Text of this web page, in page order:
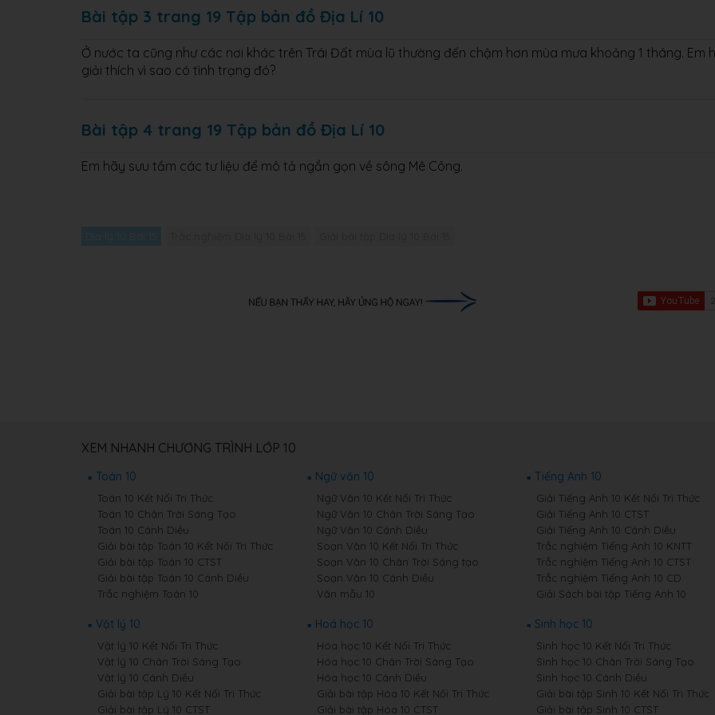
Bài tập 3 trang 19 Tập bản đồ Địa Lí 10
Ở nước ta cũng như các nơi khác trên Trái Đất mùa lũ thường đến chậm hơn mùa mưa khoảng 1 tháng. Em
giải thích vì sao có tình trạng đó?
Bài tập 4 trang 19 Tập bản đồ Địa Lí 10
Em hãy sưu tầm các tư liệu để mô tả ngắn gọn về sông Mê Công.
XEM NHANH CHƯƠNG TRÌNH LỚP 10
Toán 10
Toán 10 Kết Nối Tri Thức
Toán 10 Chân Trời Sáng Tạo
Toán 10 Cánh Diều
Giải bài tập Toán 10 Kết Nối Tri Thức
Giải bài tập Toán 10 CTST
Giải bài tập Toán 10 Cánh Diều
Trắc nghiệm Toán 10
Ngữ văn 10
Ngữ Văn 10 Kết Nối Tri Thức
Ngữ Văn 10 Chân Trời Sáng Tạo
Ngữ Văn 10 Cánh Diều
Soạn Văn 10 Kết Nối Tri Thức
Soạn Văn 10 Chân Trời Sáng tạo
Soạn Văn 10 Cánh Diều
Văn mẫu 10
Tiếng Anh 10
Giải Tiếng Anh 10 Kết Nối Tri Thức
Giải Tiếng Anh 10 CTST
Giải Tiếng Anh 10 Cánh Diều
Trắc nghiệm Tiếng Anh 10 KNTT
Trắc nghiệm Tiếng Anh 10 CTST
Trắc nghiệm Tiếng Anh 10 CD
Giải Sách bài tập Tiếng Anh 10
Vật lý 10
Vật lý 10 Kết Nối Tri Thức
Vật lý 10 Chân Trời Sáng Tạo
Vật lý 10 Cánh Diều
Giải bài tập Lý 10 Kết Nối Tri Thức
Giải bài tập Lý 10 CTST
Hoá học 10
Hóa học 10 Kết Nối Tri Thức
Hóa học 10 Chân Trời Sáng Tạo
Hóa học 10 Cánh Diều
Giải bài tập Hóa 10 Kết Nối Tri Thức
Giải bài tập Hóa 10 CTST
Sinh học 10
Sinh học 10 Kết Nối Tri Thức
Sinh học 10 Chân Trời Sáng Tạo
Sinh học 10 Cánh Diều
Giải bài tập Sinh 10 Kết Nối Tri Thức
Giải bài tập Sinh 10 CTST